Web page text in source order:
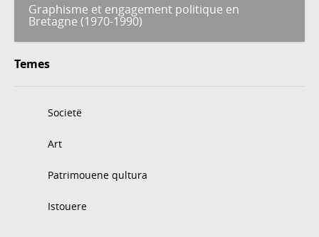
Graphisme et engagement politique en
Bretagne (1970-1990)
Temes
Societë
Art
Patrimouene qultura
Istouere